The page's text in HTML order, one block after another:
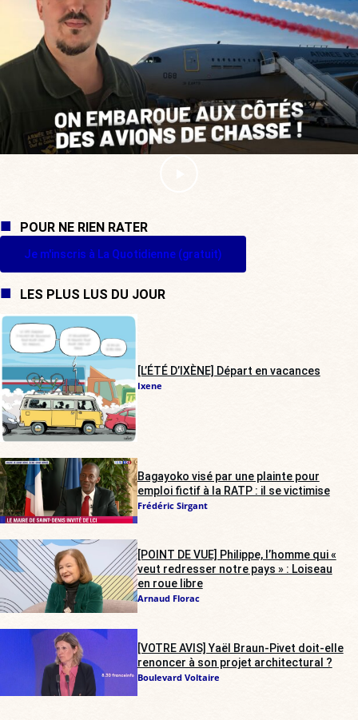
POUR NE RIEN RATER
Je m'inscris à La Quotidienne (gratuit)
LES PLUS LUS DU JOUR
[L’ÉTÉ D’IXÈNE] Départ en vacances
Ixene
Bagayoko visé par une plainte pour
emploi fictif à la RATP : il se victimise
Frédéric Sirgant
[POINT DE VUE] Philippe, l’homme qui «
veut redresser notre pays » : Loiseau
en roue libre
Arnaud Florac
[VOTRE AVIS] Yaël Braun-Pivet doit-elle
renoncer à son projet architectural ?
Boulevard Voltaire